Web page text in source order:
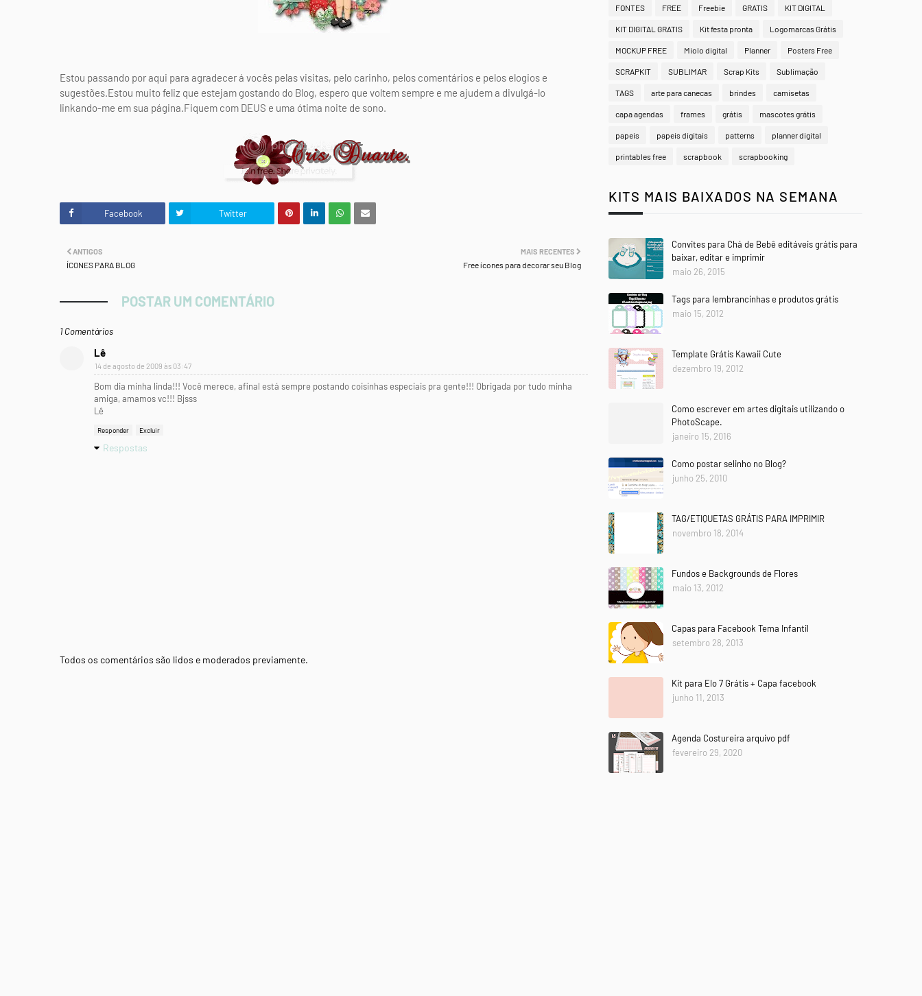
Estou passando por aqui para agradecer á vocês pelas visitas, pelo carinho, pelos comentários e pelos elogios e
sugestões.Estou muito feliz que estejam gostando do Blog, espero que voltem sempre e me ajudem a divulgá-lo
linkando-me em sua página.Fiquem com DEUS e uma ótima noite de sono.
Facebook Twitter
MAIS RECENTES
Free ícones para decorar seu Blog
ANTIGOS
ÍCONES PARA BLOG
POSTAR UM COMENTÁRIO
1 Comentários
Lê
14 de agosto de 2009 às 03:47
Bom dia minha linda!!! Você merece, afinal está sempre postando coisinhas especiais pra gente!!! Obrigada por tudo minha
amiga, amamos vc!!! Bjsss
Lê
Responder Excluir
Respostas
Todos os comentários são lidos e moderados previamente.
FONTES FREE Freebie GRATIS KIT DIGITAL
KIT DIGITAL GRATIS Kit festa pronta Logomarcas Grátis
MOCKUP FREE Miolo digital Planner Posters Free
SCRAPKIT SUBLIMAR Scrap Kits Sublimação
TAGS arte para canecas brindes camisetas
capa agendas frames grátis mascotes grátis
papeis papeis digitais patterns planner digital
printables free scrapbook scrapbooking
KITS MAIS BAIXADOS NA SEMANA
Convites para Chá de Bebê editáveis grátis para
baixar, editar e imprimir
maio 26, 2015
Tags para lembrancinhas e produtos grátis
maio 15, 2012
Template Grátis Kawaii Cute
dezembro 19, 2012
Como escrever em artes digitais utilizando o
PhotoScape.
janeiro 15, 2016
Como postar selinho no Blog?
junho 25, 2010
TAG/ETIQUETAS GRÁTIS PARA IMPRIMIR
novembro 18, 2014
Fundos e Backgrounds de Flores
maio 13, 2012
Capas para Facebook Tema Infantil
setembro 28, 2013
Kit para Elo 7 Grátis + Capa facebook
junho 11, 2013
Agenda Costureira arquivo pdf
fevereiro 29, 2020